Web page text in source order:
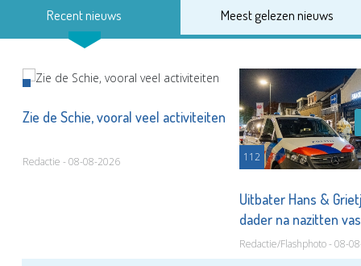
Recent nieuws Meest gelezen nieuws
Zie de Schie, vooral veel activiteiten
Redactie - 08-08-2026 112
Uitbater Hans &
dader na nazitten
Redactie/Flashphoto - 08-